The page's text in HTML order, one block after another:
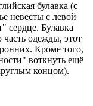
булавка (с
невесты с левой
сердце. Булавка
одежды, этот
Кроме того,
воткнуть ещё
концом).